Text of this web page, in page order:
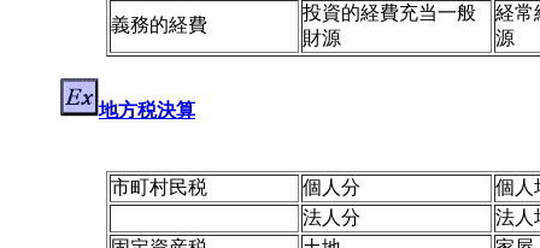
義務的経費
投資的経費充当一般
財源
経常
源
地方税決算
市町村民税 個人分
個人
法人分
法人